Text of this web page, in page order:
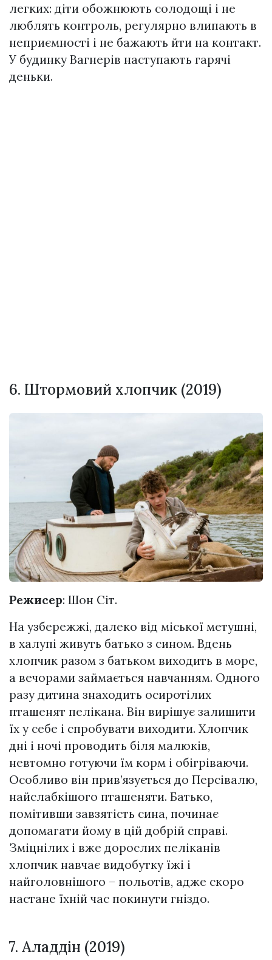
легких: діти обожнюють солодощі і не
люблять контроль, регулярно влипають в
неприємності і не бажають йти на контакт.
У будинку Вагнерів наступають гарячі
деньки.
6. Штормовий хлопчик (2019)
Режисер: Шон Сіт.
На узбережжі, далеко від міської метушні,
в халупі живуть батько з сином. Вдень
хлопчик разом з батьком виходить в море,
а вечорами займається навчанням. Одного
разу дитина знаходить осиротілих
пташенят пелікана. Він вирішує залишити
їх у себе і спробувати виходити. Хлопчик
дні і ночі проводить біля малюків,
невтомно готуючи їм корм і обігріваючи.
Особливо він прив’язується до Персівалю,
найслабкішого пташеняти. Батько,
помітивши завзятість сина, починає
допомагати йому в цій добрій справі.
Зміцнілих і вже дорослих пеліканів
хлопчик навчає видобутку їжі і
найголовнішого – польотів, адже скоро
настане їхній час покинути гніздо.
7. Аладдін (2019)